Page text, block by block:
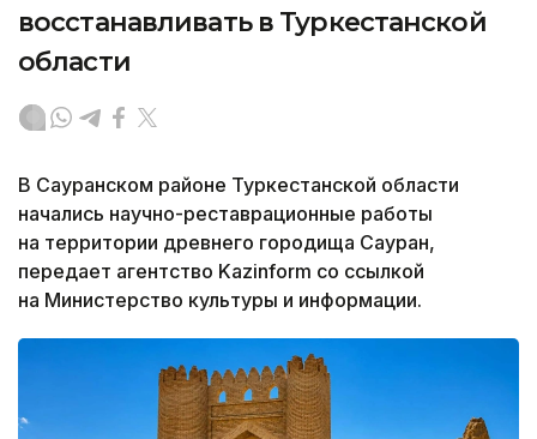
восстанавливать в Туркестанской
области
В Сауранском районе Туркестанской области
начались научно-реставрационные работы
на территории древнего городища Сауран,
передает агентство Kazinform со ссылкой
на Министерство культуры и информации.